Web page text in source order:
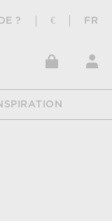
? € FR